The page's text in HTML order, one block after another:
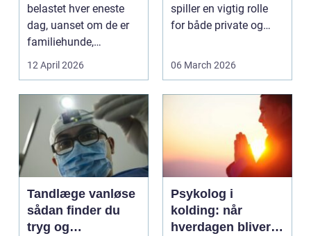
belastet hver eneste
dag, uanset om de er
familiehunde,
jagthunde,
konkurrenceh...
12 April 2026
spiller en vigtig rolle
for både private og
06 March 2026
Tandlæge vanløse
sådan finder du
tryg og
Psykolog i
kolding: når
hverdagen bliver